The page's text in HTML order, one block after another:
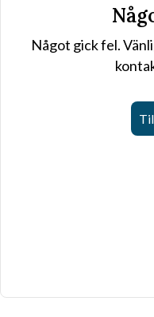
Något gick fel.